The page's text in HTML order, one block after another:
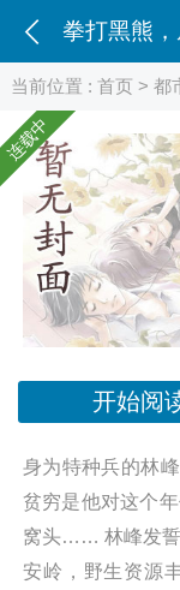
当前位置 :首页 >都
连载中
开始阅
身为特种兵的林
贫穷是他对这个
窝头…… 林峰发誓
安岭，野生资源